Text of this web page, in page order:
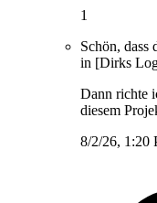
1
Schön, dass
in [Dirks
Dann richte
diesem
8/2/26, 1:20